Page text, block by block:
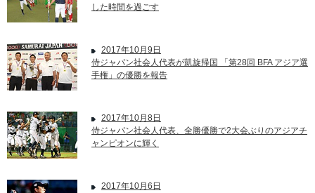
した時間を過ごす
2017年10月9日
侍ジャパン社会人代表が凱旋帰国 「第28回 BFA アジア選
手権」の優勝を報告
2017年10月8日
侍ジャパン社会人代表、全勝優勝で2大会ぶりのアジアチ
ャンピオンに輝く
2017年10月6日